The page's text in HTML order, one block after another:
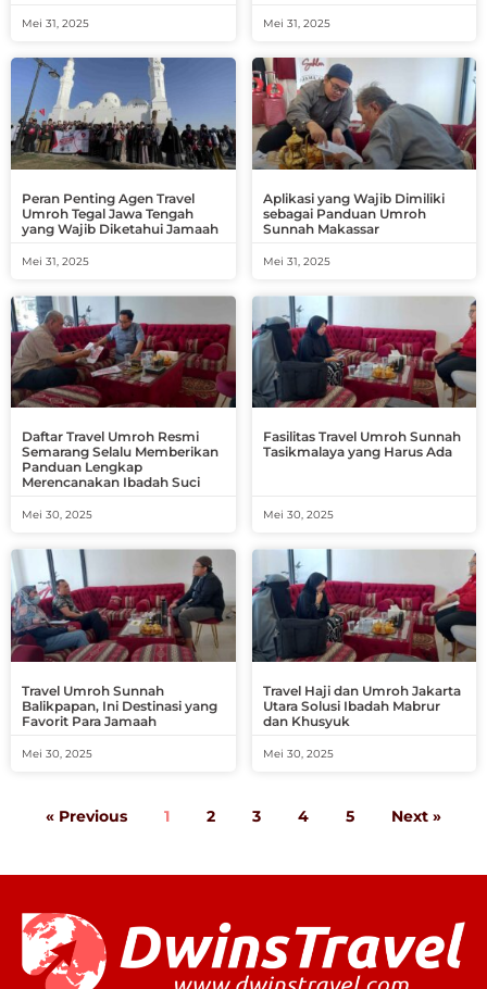
Mei 31, 2025 Mei 31, 2025
Peran Penting Agen Travel
Umroh Tegal Jawa Tengah
yang Wajib Diketahui Jamaah
Mei 31, 2025
Aplikasi yang Wajib Dimiliki
sebagai Panduan Umroh
Sunnah Makassar
Mei 31, 2025
Daftar Travel Umroh Resmi
Semarang Selalu Memberikan
Panduan Lengkap
Merencanakan Ibadah Suci
Mei 30, 2025
Fasilitas Travel Umroh Sunnah
Tasikmalaya yang Harus Ada
Mei 30, 2025
Travel Umroh Sunnah
Balikpapan, Ini Destinasi yang
Favorit Para Jamaah
Mei 30, 2025
Travel Haji dan Umroh Jakarta
Utara Solusi Ibadah Mabrur
dan Khusyuk
Mei 30, 2025
« Previous 1 2 3 4 5 Next »